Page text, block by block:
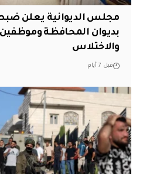
مجلس الديوانية يعلن
بديوان المحافظة
والاختلاس
قبل 7 أيام